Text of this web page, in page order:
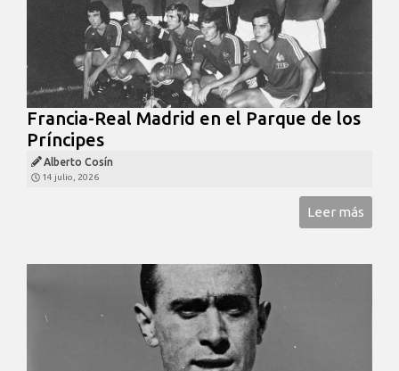
Francia-Real Madrid en el Parque de los
Príncipes
Alberto Cosín
14 julio, 2026
Leer más